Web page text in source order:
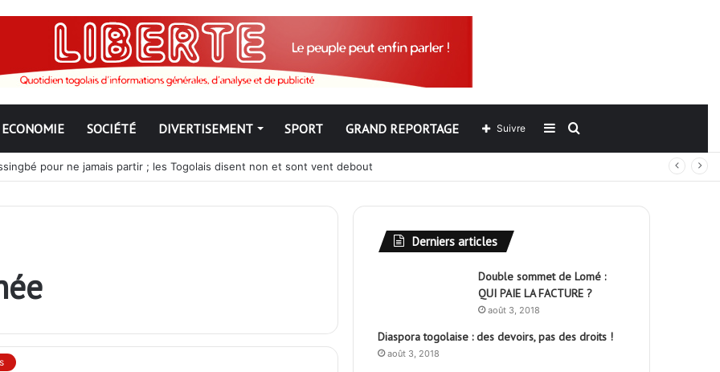
ECONOMIE SOCIÉTÉ DIVERTISEMENT SPORT GRAND REPORTAGE Rechercher
Sidebar
(barre
Suivre
pour ne jamais partir ; les Togolais disent non et sont vent debout
Derniers articles
Double sommet de Lomé :
QUI PAIE LA FACTURE ?
août 3, 2018
Diaspora togolaise : des devoirs, pas des droits !
août 3, 2018